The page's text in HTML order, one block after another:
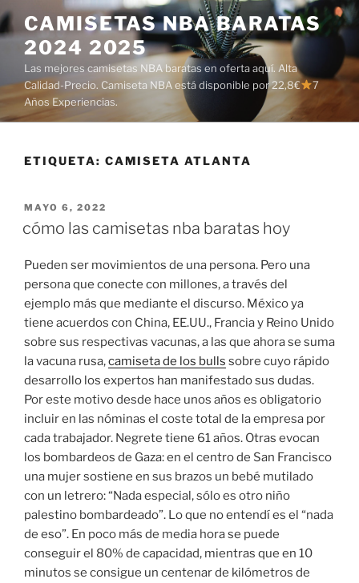
Saltar
al
contenido
CAMISETAS NBA BARATAS
2024 2025
Las mejores camisetas NBA baratas en oferta aquí. Alta
Calidad-Precio. Camiseta NBA está disponible por 22,8€
7
Años Experiencias.
ETIQUETA: CAMISETA ATLANTA
PUBLICADO
EL
MAYO 6, 2022
cómo las camisetas nba baratas hoy
Pueden ser movimientos de una persona. Pero una
persona que conecte con millones, a través del
ejemplo más que mediante el discurso. México ya
tiene acuerdos con China, EE.UU., Francia y Reino Unido
sobre sus respectivas vacunas, a las que ahora se suma
la vacuna rusa,camiseta de los bulls sobre cuyo rápido
desarrollo los expertos han manifestado sus dudas.
Por este motivo desde hace unos años es obligatorio
incluir en las nóminas el coste total de la empresa por
cada trabajador. Negrete tiene 61 años. Otras evocan
los bombardeos de Gaza: en el centro de San Francisco
una mujer sostiene en sus brazos un bebé mutilado
con un letrero: “Nada especial, sólo es otro niño
palestino bombardeado”. Lo que no entendí es el “nada
de eso”. En poco más de media hora se puede
conseguir el 80% de capacidad, mientras que en 10
minutos se consigue un centenar de kilómetros de